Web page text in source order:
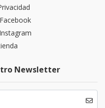
Newsletter